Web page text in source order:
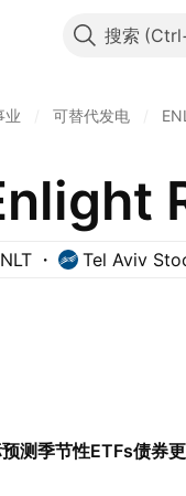
搜索
业 可替代发电
Tel Aviv
预测季节性ETFs债券